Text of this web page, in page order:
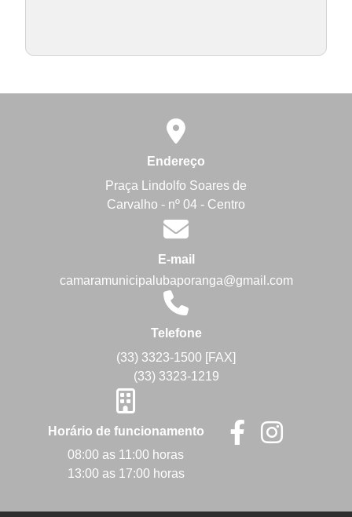
Endereço
Praça Lindolfo Soares de
Carvalho - nº 04 - Centro
E-mail
camaramunicipalubaporanga@gmail.com
Telefone
(33) 3323-1500 [FAX]
(33) 3323-1219
Horário de funcionamento
08:00 as 11:00 horas
13:00 as 17:00 horas